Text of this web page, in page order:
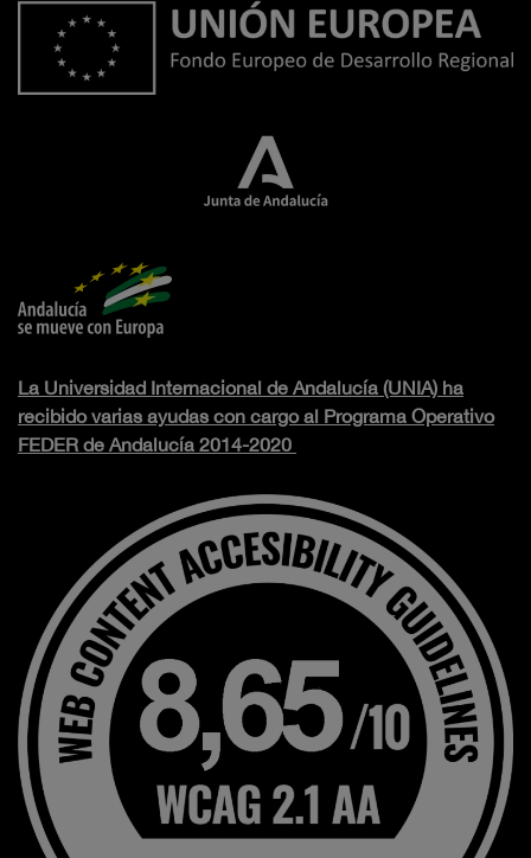
La Universidad Internacional de Andalucía (UNIA) ha
recibido varias ayudas con cargo al Programa Operativo
FEDER de Andalucía 2014-2020